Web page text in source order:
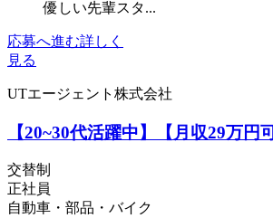
優しい先輩スタ...
応募へ進む詳しく
見る
UTエージェント株式会社
【20~30代活躍中】【月収29万
交替制
正社員
自動車・部品・バイク